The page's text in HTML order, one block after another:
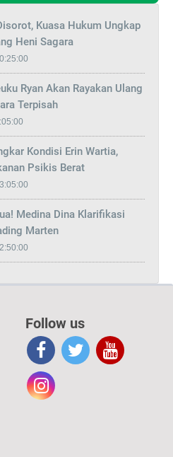
Kuasa Hukum Ungkap
Heni Sagara
Ryan Akan Rayakan Ulang
Terpisah
Kondisi Erin Wartia,
Psikis Berat
Medina Dina Klarifikasi
Marten
Follow us